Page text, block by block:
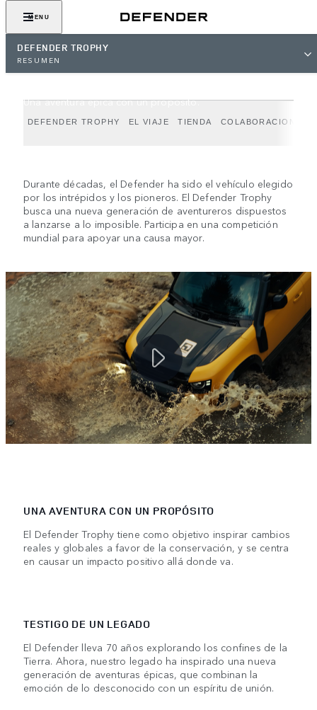
MENU
DEFENDER TROPHY
RESUMEN
DEFENDER TROPHY
Una aventura épica con un propósito.
DEFENDER TROPHY EL VIAJE TIENDA COLABORACIONES
Durante décadas, el Defender ha sido el vehículo elegido
por los intrépidos y los pioneros. El Defender Trophy
busca una nueva generación de aventureros dispuestos
a lanzarse a lo imposible. Participa en una competición
mundial para apoyar una causa mayor.
UNA AVENTURA CON UN PROPÓSITO
El Defender Trophy tiene como objetivo inspirar cambios
reales y globales a favor de la conservación, y se centra
en causar un impacto positivo allá donde va.
TESTIGO DE UN LEGADO
El Defender lleva 70 años explorando los confines de la
Tierra. Ahora, nuestro legado ha inspirado una nueva
generación de aventuras épicas, que combinan la
emoción de lo desconocido con un espíritu de unión.